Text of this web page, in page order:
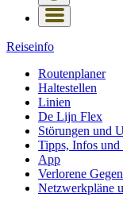
Reiseinfo
Routenplaner
Haltestellen
Linien
De Lijn Flex
Störungen und
Tipps, Infos
App
Verlorene
Netzwerkpläne